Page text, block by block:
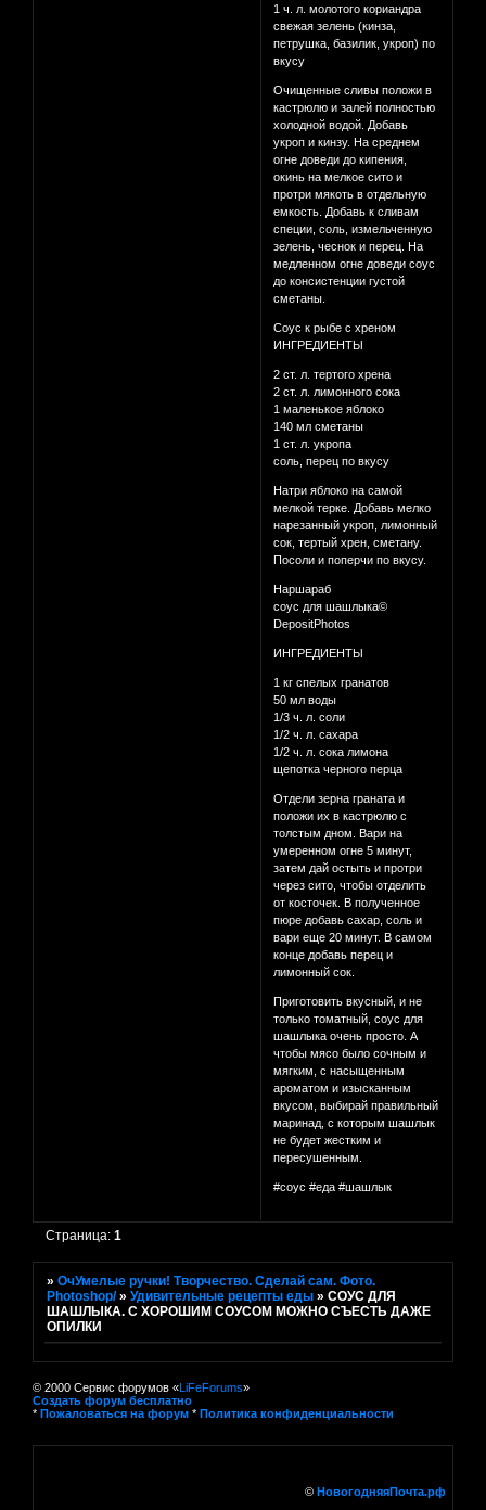
1 ч. л. молотого кориандра
свежая зелень (кинза,
петрушка, базилик, укроп) по
вкусу
Очищенные сливы положи в
кастрюлю и залей полностью
холодной водой. Добавь
укроп и кинзу. На среднем
огне доведи до кипения,
окинь на мелкое сито и
протри мякоть в отдельную
емкость. Добавь к сливам
специи, соль, измельченную
зелень, чеснок и перец. На
медленном огне доведи соус
до консистенции густой
сметаны.
Соус к рыбе с хреном
ИНГРЕДИЕНТЫ
2 ст. л. тертого хрена
2 ст. л. лимонного сока
1 маленькое яблоко
140 мл сметаны
1 ст. л. укропа
соль, перец по вкусу
Натри яблоко на самой
мелкой терке. Добавь мелко
нарезанный укроп, лимонный
сок, тертый хрен, сметану.
Посоли и поперчи по вкусу.
Наршараб
соус для шашлыка©
DepositPhotos
ИНГРЕДИЕНТЫ
1 кг спелых гранатов
50 мл воды
1/3 ч. л. соли
1/2 ч. л. сахара
1/2 ч. л. сока лимона
щепотка черного перца
Отдели зерна граната и
положи их в кастрюлю с
толстым дном. Вари на
умеренном огне 5 минут,
затем дай остыть и протри
через сито, чтобы отделить
от косточек. В полученное
пюре добавь сахар, соль и
вари еще 20 минут. В самом
конце добавь перец и
лимонный сок.
Приготовить вкусный, и не
только томатный, соус для
шашлыка очень просто. А
чтобы мясо было сочным и
мягким, с насыщенным
ароматом и изысканным
вкусом, выбирай правильный
маринад, с которым шашлык
не будет жестким и
пересушенным.
#соус #еда #шашлык
Страница:1
»ОчУмелые ручки! Творчество. Сделай сам. Фото.
Photoshop/ »Удивительные рецепты еды »СОУС ДЛЯ
ШАШЛЫКА. С ХОРОШИМ СОУСОМ МОЖНО СЪЕСТЬ ДАЖЕ
ОПИЛКИ
© 2000 Сервис форумов «LiFeForums»
Создать форум бесплатно
* Пожаловаться на форум * Политика конфиденциальности
© НовогодняяПочта.рф